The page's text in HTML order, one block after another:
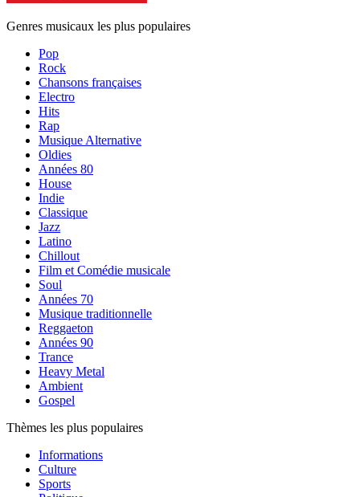
Genres musicaux les plus populaires
Pop
Rock
Chansons françaises
Electro
Hits
Rap
Musique Alternative
Oldies
Années 80
House
Indie
Classique
Jazz
Latino
Chillout
Film et Comédie musicale
Soul
Années 70
Musique traditionnelle
Reggaeton
Années 90
Trance
Heavy Metal
Ambient
Gospel
Thèmes les plus populaires
Informations
Culture
Sports